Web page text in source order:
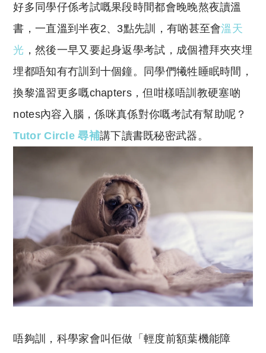
p
y
Li
n
k
at
s
A
p
p
好多同學仔係考試嘅果段時間都會晚晚熬夜讀溫
書，一直溫到半夜2、3點先訓，有啲甚至會溫天
光 ，然後一早又要起身返學考試，成個禮拜夾夾埋
埋都唔知有冇訓到十個鐘。同學們犧牲睡眠時間，
換黎溫習更多嘅chapters，但咁樣唔訓教硬塞啲
notes內容入腦，係咪真係對你嘅考試有幫助呢？
Tutor Circle 尋補講下讀書既秘密武器。
唔夠訓，科學家會叫佢做「輕度前額葉機能障